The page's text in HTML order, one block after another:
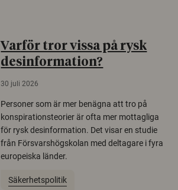
Varför tror vissa på rysk
desinformation?
30 juli 2026
Personer som är mer benägna att tro på
konspirationsteorier är ofta mer mottagliga
för rysk desinformation. Det visar en studie
från Försvarshögskolan med deltagare i fyra
europeiska länder.
Säkerhetspolitik